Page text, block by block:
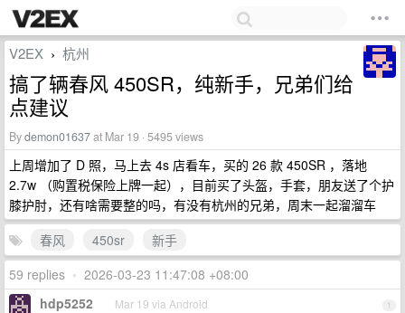
V2EX › 杭州
搞了辆春风 450SR，纯新手，兄弟们给
点建议
Bydemon01637at Mar 19 · 5495 views
上周增加了 D 照，马上去 4s 店看车，买的 26 款 450SR ，落地
2.7w （购置税保险上牌一起），目前买了头盔，手套，朋友送了个护
膝护肘，还有啥需要整的吗，有没有杭州的兄弟，周末一起溜溜车
春风
450sr
新手
59 replies • 2026-03-23 11:47:08 +08:00
1
hdp5252 Mar 19 via Android